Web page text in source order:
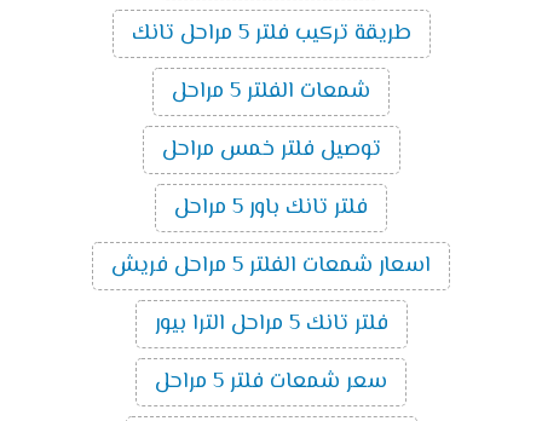
طريقة تركيب فلتر 5 مراحل تانك
شمعات الفلتر 5 مراحل
توصيل فلتر خمس مراحل
فلتر تانك باور 5 مراحل
اسعار شمعات الفلتر 5 مراحل فريش
فلتر تانك 5 مراحل الترا بيور
سعر شمعات فلتر 5 مراحل